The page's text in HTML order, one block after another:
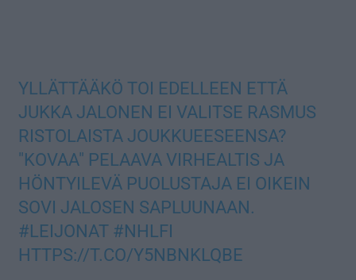
YLLÄTTÄÄKÖ TOI EDELLEEN ETTÄ
JUKKA JALONEN EI VALITSE RASMUS
RISTOLAISTA JOUKKUEESEENSA?
"KOVAA" PELAAVA VIRHEALTIS JA
HÖNTYILEVÄ PUOLUSTAJA EI OIKEIN
SOVI JALOSEN SAPLUUNAAN.
#LEIJONAT #NHLFI
HTTPS://T.CO/Y5NBNKLQBE